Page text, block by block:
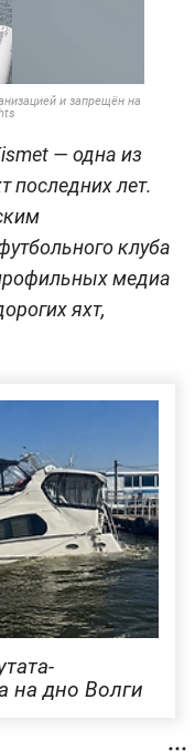
и запрещён на
— одна из
последних лет.
клуба
медиа
яхт,
на дно Волги